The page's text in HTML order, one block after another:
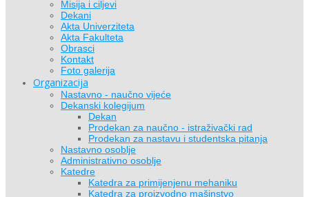
Misija i ciljevi
Dekani
Akta Univerziteta
Akta Fakulteta
Obrasci
Kontakt
Foto galerija
Organizacija
Nastavno - naučno vijeće
Dekanski kolegijum
Dekan
Prodekan za naučno - istraživački rad
Prodekan za nastavu i studentska pitanja
Nastavno osoblje
Administrativno osoblje
Katedre
Katedra za primijenjenu mehaniku
Katedra za proizvodno mašinstvo